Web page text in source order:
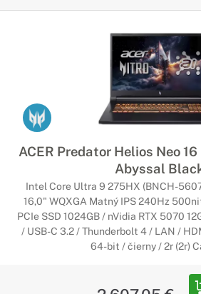
ACER Predator Helios Neo
Abyssal
Intel Core Ultra 9 275HX (BNCH-
16,0" WQXGA Matný IPS 240Hz
PCIe SSD 1024GB / nVidia RTX 5070
/ USB-C 3.2 / Thunderbolt 4 / LAN /
64-bit / čierny / 2r (2r)